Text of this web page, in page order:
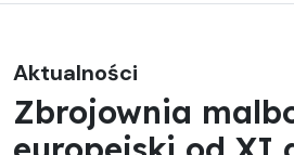
Aktualności
Zbrojownia